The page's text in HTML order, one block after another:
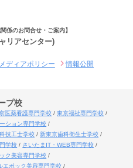
係のお問合せ・ご案内】
リアセンター)
ディアポリシー 情報公開
プ校
医薬看護専門学校
東京福祉専門学校
ション専門学校
技工士学校
新東京歯科衛生士学校
学校
さいたまIT・WEB専門学校
ク美容専門学校
エポック美容専門学校